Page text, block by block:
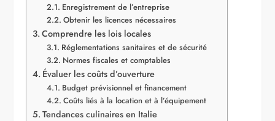
Enregistrement de l’entreprise
Obtenir les licences nécessaires
Comprendre les lois locales
Réglementations sanitaires et de sécurité
Normes fiscales et comptables
Évaluer les coûts d’ouverture
Budget prévisionnel et financement
Coûts liés à la location et à l’équipement
Tendances culinaires en Italie